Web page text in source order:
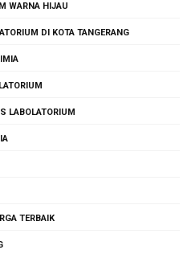
WARNA HIJAU
DI KOTA TANGERANG
LABOLATORIUM
TERBAIK